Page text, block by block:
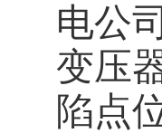
电公
变压
陷点